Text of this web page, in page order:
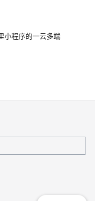
小程序的一云多端